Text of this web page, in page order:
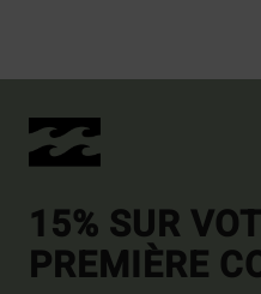
15% SUR
PREMIÈRE